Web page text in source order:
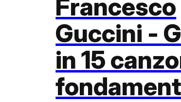
Francesco
Guccini -
in 15